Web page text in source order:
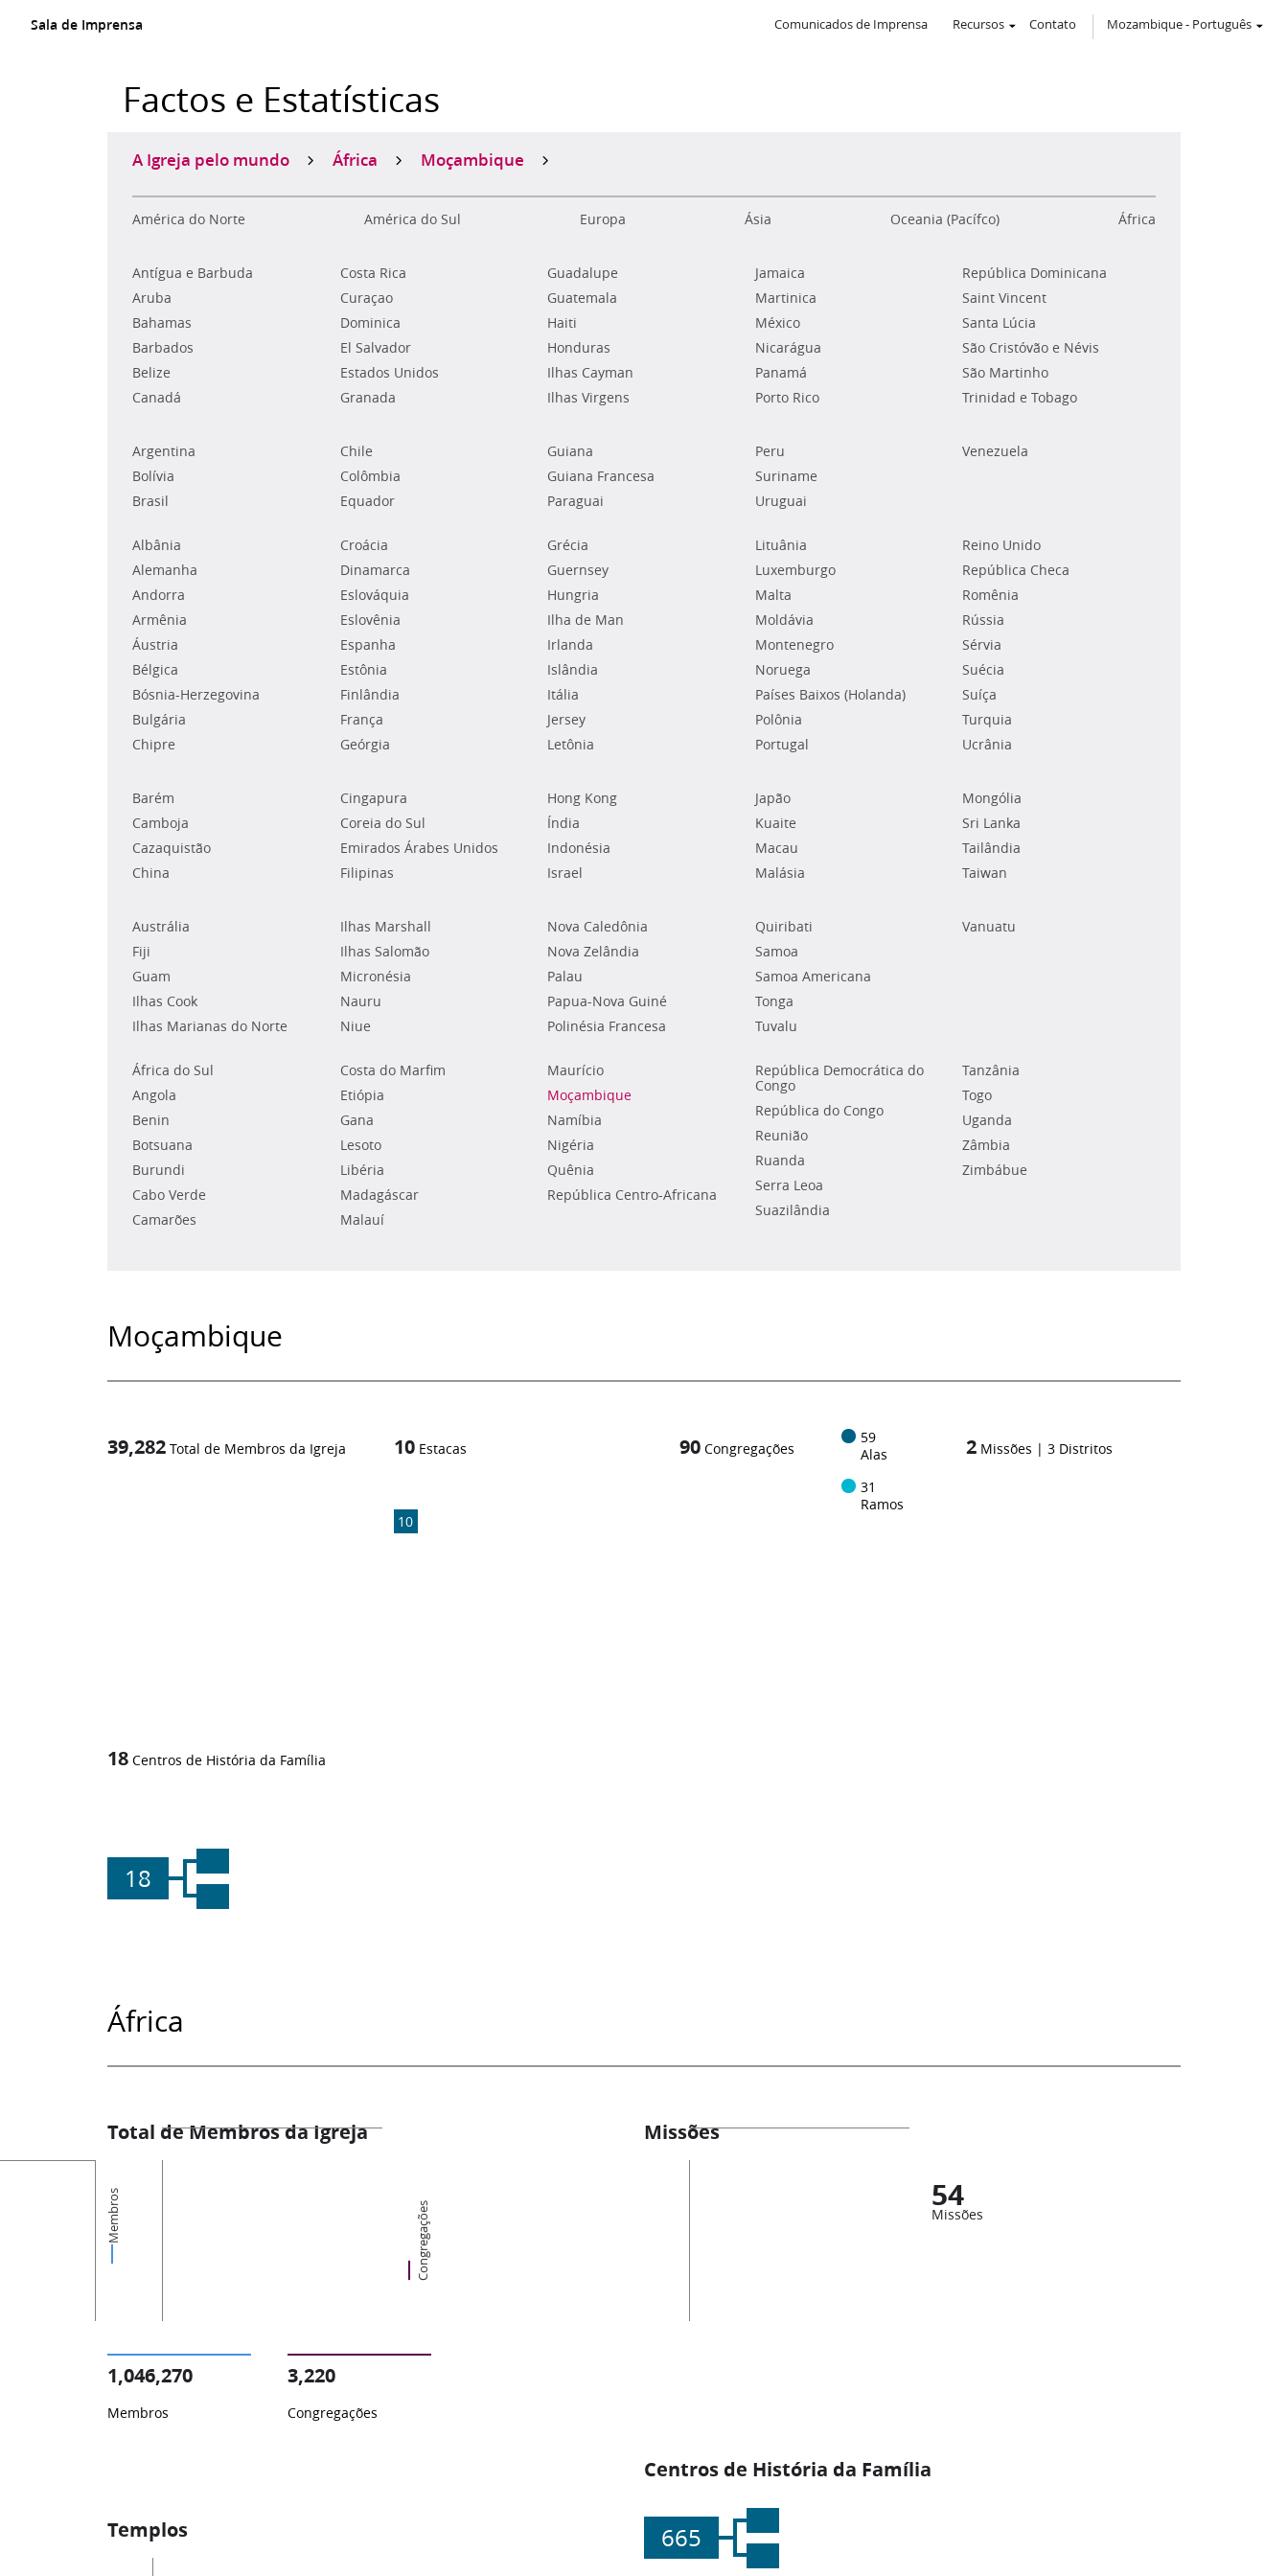
Sala de Imprensa Comunicados de Imprensa Recursos Contato Mozambique- Português
Factos e Estatísticas
A Igreja pelo mundo África Moçambique
América do Norte América do Sul Europa Ásia Oceania (Pacífco) África
Antígua e Barbuda
Aruba
Bahamas
Barbados
Belize
Canadá
Costa Rica
Curaçao
Dominica
El Salvador
Estados Unidos
Granada
Guadalupe
Guatemala
Haiti
Honduras
Ilhas Cayman
Ilhas Virgens
Jamaica
Martinica
México
Nicarágua
Panamá
Porto Rico
República Dominicana
Saint Vincent
Santa Lúcia
São Cristóvão e Névis
São Martinho
Trinidad e Tobago
Argentina
Bolívia
Brasil
Chile
Colômbia
Equador
Guiana
Guiana Francesa
Paraguai
Peru
Suriname
Uruguai
Venezuela
Albânia
Alemanha
Andorra
Armênia
Áustria
Bélgica
Bósnia-Herzegovina
Bulgária
Chipre
Croácia
Dinamarca
Eslováquia
Eslovênia
Espanha
Estônia
Finlândia
França
Geórgia
Grécia
Guernsey
Hungria
Ilha de Man
Irlanda
Islândia
Itália
Jersey
Letônia
Lituânia
Luxemburgo
Malta
Moldávia
Montenegro
Noruega
Países Baixos (Holanda)
Polônia
Portugal
Reino Unido
República Checa
Romênia
Rússia
Sérvia
Suécia
Suíça
Turquia
Ucrânia
Barém
Camboja
Cazaquistão
China
Cingapura
Coreia do Sul
Emirados Árabes Unidos
Filipinas
Hong Kong
Índia
Indonésia
Israel
Japão
Kuaite
Macau
Malásia
Mongólia
Sri Lanka
Tailândia
Taiwan
Austrália
Fiji
Guam
Ilhas Cook
Ilhas Marianas do Norte
Ilhas Marshall
Ilhas Salomão
Micronésia
Nauru
Niue
Nova Caledônia
Nova Zelândia
Palau
Papua-Nova Guiné
Polinésia Francesa
Quiribati
Samoa
Samoa Americana
Tonga
Tuvalu
Vanuatu
África do Sul
Angola
Benin
Botsuana
Burundi
Cabo Verde
Camarões
Costa do Marfim
Etiópia
Gana
Lesoto
Libéria
Madagáscar
Malauí
Maurício
Moçambique
Namíbia
Nigéria
Quênia
República Centro-Africana
República Democrática do
Congo
República do Congo
Reunião
Ruanda
Serra Leoa
Suazilândia
Tanzânia
Togo
Uganda
Zâmbia
Zimbábue
Moçambique
39,282 Total de Membros da Igreja 10 Estacas
10
90 Congregações
59
Alas
31
Ramos
18 Centros de História da Família
18
2 Missões | 3 Distritos
África
Total de Membros da Igreja
Membros Congregações
1,046,270
Membros
3,220
Congregações
Missões
54
Missões
Centros de História da Família
665
Templos